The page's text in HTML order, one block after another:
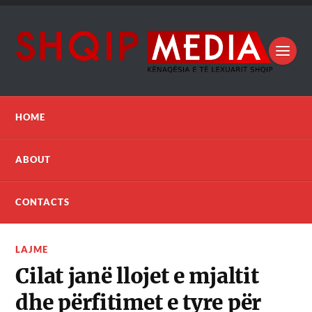
HOME
ABOUT
CONTACTS
LAJME
Cilat janë llojet e mjaltit
dhe përfitimet e tyre për